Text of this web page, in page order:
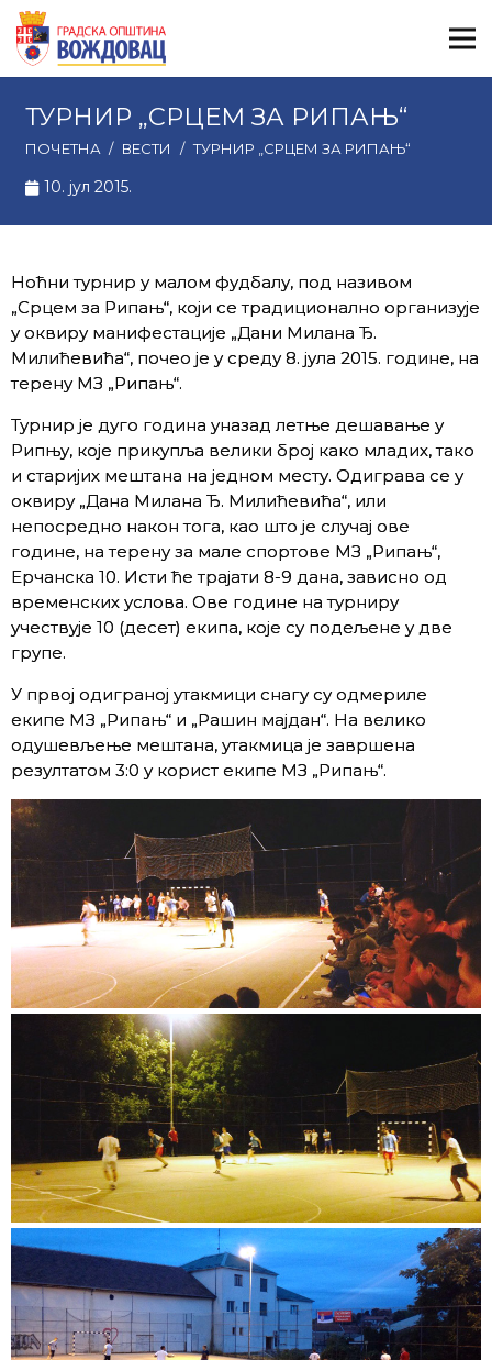
ТУРНИР „СРЦЕМ ЗА РИПАЊ“
ПОЧЕТНА / ВЕСТИ / ТУРНИР „СРЦЕМ ЗА РИПАЊ“
10. јул 2015.
Ноћни турнир у малом фудбалу, под називом
„Срцем за Рипањ“, који се традиционално организује
у оквиру манифестације „Дани Милана Ђ.
Милићевића“, почео је у среду 8. јула 2015. године, на
терену МЗ „Рипањ“.
Турнир је дуго година уназад летње дешавање у
Рипњу, које прикупља велики број како младих, тако
и старијих мештана на једном месту. Одиграва се у
оквиру „Дана Милана Ђ. Милићевића“, или
непосредно након тога, као што је случај ове
године, на терену за мале спортове МЗ „Рипањ“,
Ерчанска 10. Исти ће трајати 8-9 дана, зависно од
временских услова. Ове године на турниру
учествује 10 (десет) екипа, које су подељене у две
групе.
У првој одиграној утакмици снагу су одмериле
екипе МЗ „Рипањ“ и „Рашин мајдан“. На велико
одушевљење мештана, утакмица је завршена
резултатом 3:0 у корист екипе МЗ „Рипањ“.